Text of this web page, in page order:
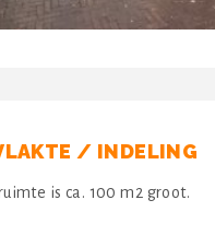
/ INDELING
is ca. 100 m2 groot.